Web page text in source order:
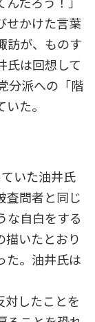
せかけた言葉
訪が、ものす
氏は回想して
分派への「階
た。
いた油井氏
査問者と同じ
な自白をする
描いたとおり
た。油井氏は
したことを